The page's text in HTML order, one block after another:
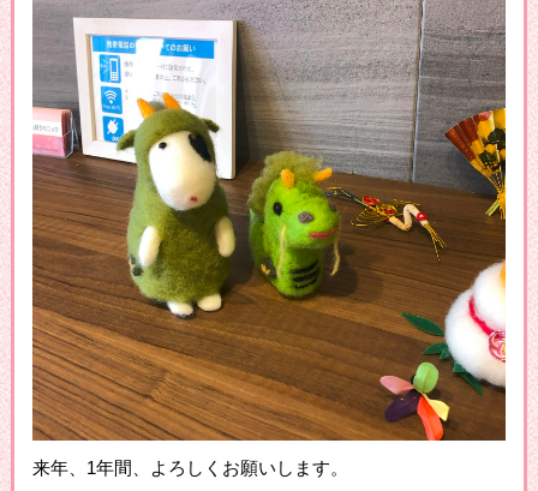
来年、1年間、よろしくお願いします。